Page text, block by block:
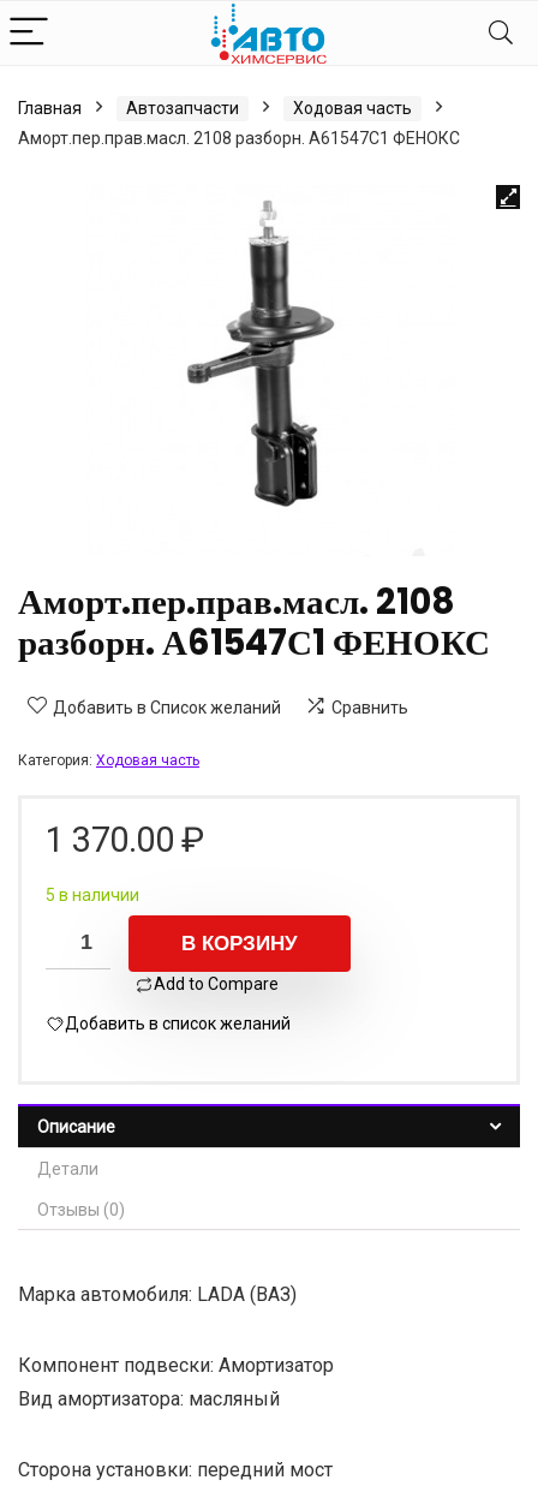
Главная Автозапчасти
Ходовая часть
Аморт.пер.прав.масл. 2108 разборн. А61547С1 ФЕНОКС
Аморт.пер.прав.масл. 2108
разборн. А61547С1 ФЕНОКС
Добавить в Список желаний Сравнить
Категория: Ходовая часть
1 370.00 ₽
5 в наличии
В КОРЗИНУ
Add to Compare
Добавить в список желаний
Описание
Детали
Отзывы (0)
Марка автомобиля: LADA (ВАЗ)
Компонент подвески: Амортизатор
Вид амортизатора: масляный
Сторона установки: передний мост